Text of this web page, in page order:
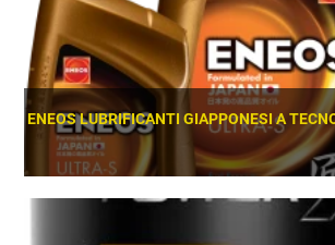
ENEOS LUBRIFICANTI GIAPPONESI A
SCOPRI